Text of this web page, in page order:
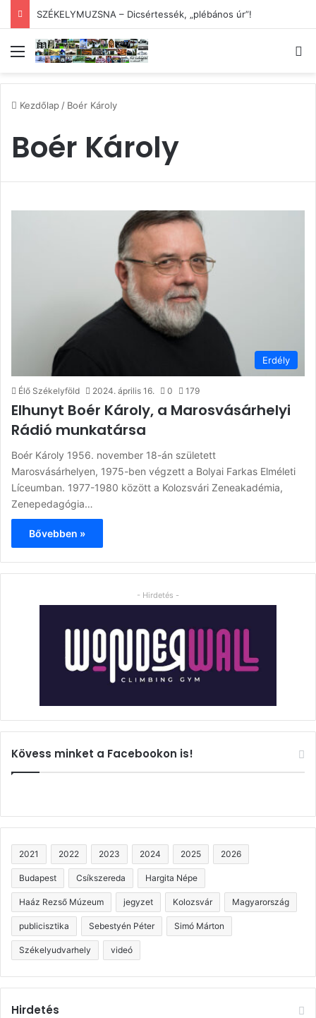
SZÉKELYMUZSNA – Dicsértessék, „plébános úr”!
Menü
Kezdőlap/ Boér Károly
Boér Károly
Erdély
Élő Székelyföld 2024. április 16. 0 179
Elhunyt Boér Károly, a Marosvásárhelyi
Rádió munkatársa
Boér Károly 1956. november 18-án született
Marosvásárhelyen, 1975-ben végzett a Bolyai Farkas Elméleti
Líceumban. 1977-1980 között a Kolozsvári Zeneakadémia,
Zenepedagógia…
Bővebben »
- Hirdetés -
Kövess minket a Facebookon is!
2021 2022 2023 2024 2025 2026
Budapest Csíkszereda Hargita Népe
Haáz Rezső Múzeum jegyzet Kolozsvár Magyarország
publicisztika Sebestyén Péter Simó Márton
Székelyudvarhely videó
Hirdetés